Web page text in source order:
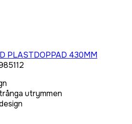
PLASTDOPPAD 430MM
utrymmen